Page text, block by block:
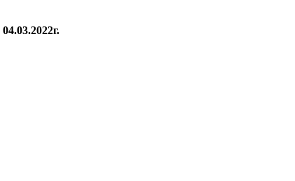
04.03.2022г.